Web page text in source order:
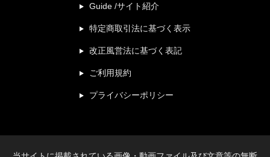
Guide /サイト紹介
特定商取引法に基づく表示
改正風営法に基づく表記
ご利用規約
プライバシーポリシー